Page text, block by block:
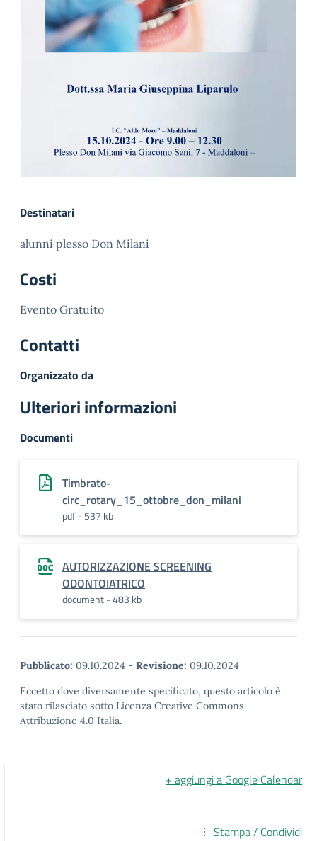
Destinatari
alunni plesso Don Milani
Costi
Evento Gratuito
Contatti
Organizzato da
Ulteriori informazioni
Documenti
Timbrato-
circ_rotary_15_ottobre_don_milani
pdf - 537 kb
AUTORIZZAZIONE SCREENING
ODONTOIATRICO
document - 483 kb
Pubblicato: 09.10.2024 - Revisione: 09.10.2024
Eccetto dove diversamente specificato, questo articolo è
stato rilasciato sotto Licenza Creative Commons
Attribuzione 4.0 Italia.
+ aggiungi a Google Calendar
Stampa / Condividi